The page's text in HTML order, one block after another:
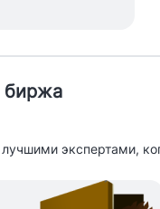
биржа
экспертами,